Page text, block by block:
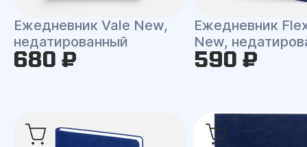
Ежедневник Vale New,
недатированный
680 ₽
Ежедневник
New,
590 ₽